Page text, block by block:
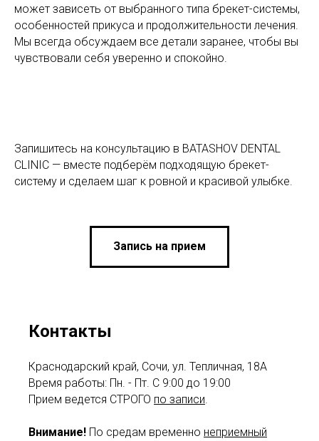
может зависеть от выбранного типа брекет-системы,
особенностей прикуса и продолжительности лечения.
Мы всегда обсуждаем все детали заранее, чтобы вы
чувствовали себя уверенно и спокойно.
Запишитесь на консультацию в BATASHOV DENTAL
CLINIC — вместе подберём подходящую брекет-
систему и сделаем шаг к ровной и красивой улыбке.
Запись на прием
Контакты
Краснодарский край, Сочи, ул. Тепличная, 18А
Время работы: Пн. - Пт. С 9:00 до 19:00
Прием ведется СТРОГО по записи.
Внимание! По средам временно неприемный